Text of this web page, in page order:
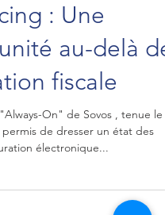
: Une
au-delà de
fiscale
On" de Sovos , tenue le
permis de dresser un état des
électronique...